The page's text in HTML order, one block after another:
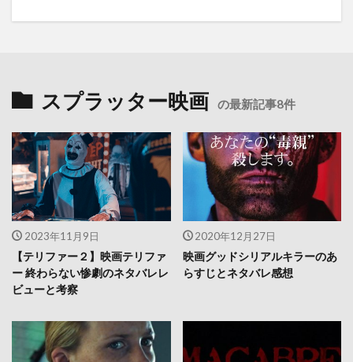
スプラッター映画 の最新記事8件
2023年11月9日
【テリファー２】映画テリファ
ー 終わらない惨劇のネタバレレ
ビューと考察
2020年12月27日
映画グッドシリアルキラーのあ
らすじとネタバレ感想